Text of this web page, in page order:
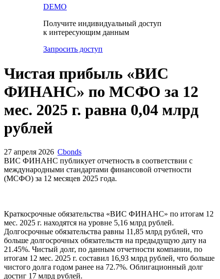
в публичном демо-доступе
к интересующим данным
Запросить доступ
Чистая прибыль «ВИС
ФИНАНС» по МСФО за 12
рублей
(МСФО) за 12 месяцев 2025 года.
Краткосрочные обязательства «ВИС ФИНАНС» по итогам 12
мес. 2025 г. находятся на уровне 5,16 млрд рублей.
Долгосрочные обязательства равны 11,85 млрд рублей, что
больше долгосрочных обязательств на предыдущую дату на